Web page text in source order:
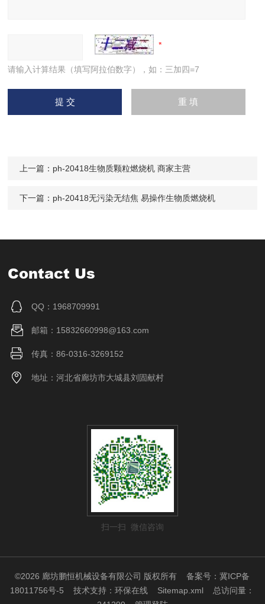
请输入计算结果（填写阿拉伯数字），如：三加四=7
上一篇： ph-20418生物质颗粒燃烧机 商家主营
下一篇： ph-20418无污染无结焦 易操作生物质燃烧机
Contact Us
QQ：1968709991
邮箱：15832660998@163.com
传真：86-0316-3269152
地址：河北省廊坊市大城县刘固献村
扫一扫 微信咨询
©2026 廊坊鹏恒机械设备有限公司 版权所有备案号：冀ICP备
18011756号-5 技术支持：环保在线 Sitemap.xml 总访问量：